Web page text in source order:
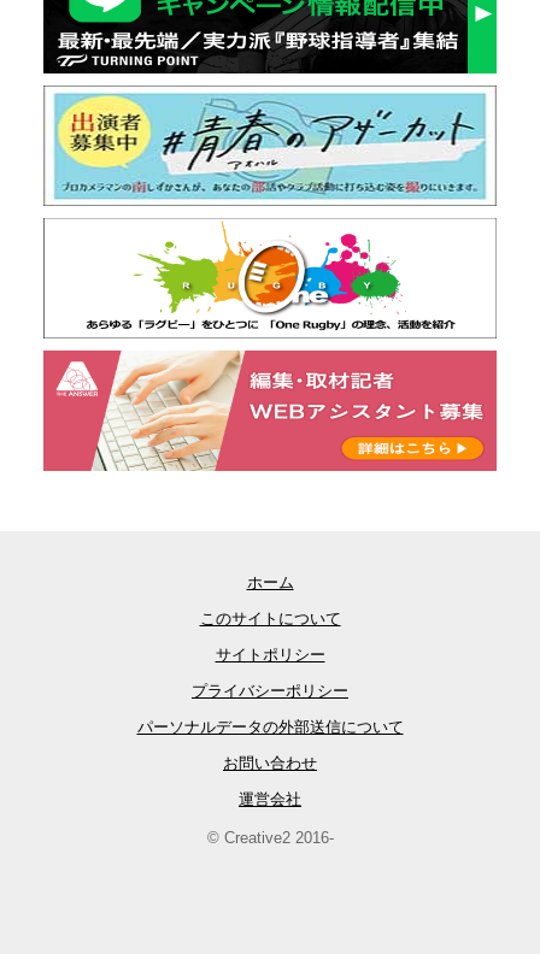
ホーム
このサイトについて
サイトポリシー
プライバシーポリシー
パーソナルデータの外部送信について
お問い合わせ
運営会社
© Creative2 2016-